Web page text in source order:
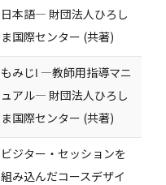
日本語― 財団法人ひろし
ま国際センター (共著)
もみじⅠ ―教師用指導マニ
ュアル― 財団法人ひろし
ま国際センター (共著)
ビジター・セッションを
組み込んだコースデザイ